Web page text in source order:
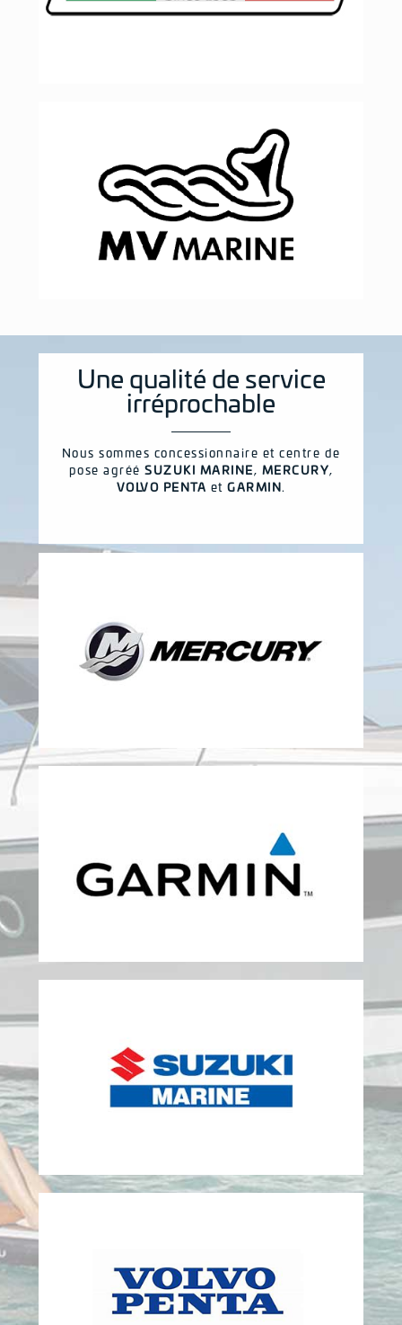
Une qualité de service
irréprochable
Nous sommes concessionnaire et centre de
pose agréé SUZUKI MARINE, MERCURY,
VOLVO PENTA et GARMIN.